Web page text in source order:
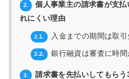
2.
個人事業主の請求書が支
れにくい理由
2.1. 入金までの期間は取
2.2. 銀行融資は審査に時間
3. 請求書を先払いしてもらう